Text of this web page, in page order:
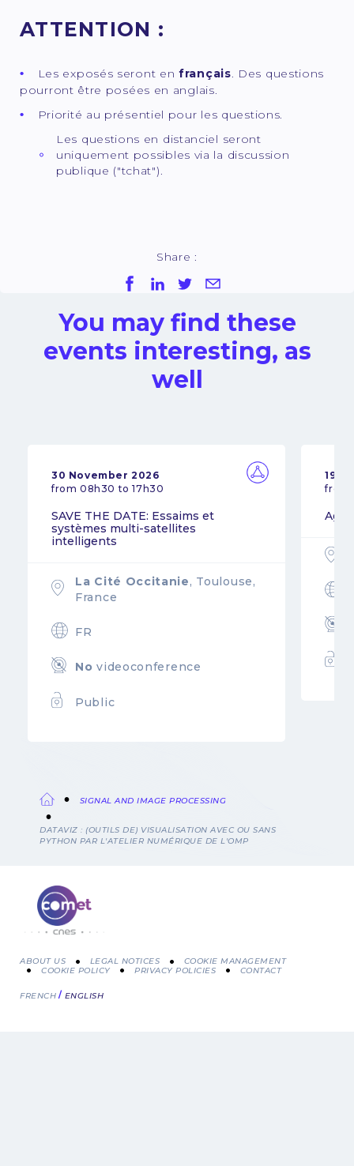
ATTENTION :
Les exposés seront enfrançais. Des questions
pourront être posées en anglais.
Priorité au présentiel pour les questions.
Les questions en distanciel seront
uniquement possibles via la discussion
publique ("tchat").
Share :
You may find these
events interesting, as
well
30 November 2026
from 08h30 to 17h30
SAVE THE DATE: Essaims et
systèmes multi-satellites
intelligents
La Cité Occitanie, Toulouse,
France
FR
No videoconference
Public
19
from
Breadcrumb
SIGNAL AND IMAGE PROCESSING
DATAVIZ : (OUTILS DE) VISUALISATION AVEC OU SANS
PYTHON PAR L'ATELIER NUMÉRIQUE DE L'OMP
Menu
ABOUT US LEGAL NOTICES
COOKIE MANAGEMENT
COOKIE POLICY
PRIVACY POLICIES CONTACT
FRENCH ENGLISH